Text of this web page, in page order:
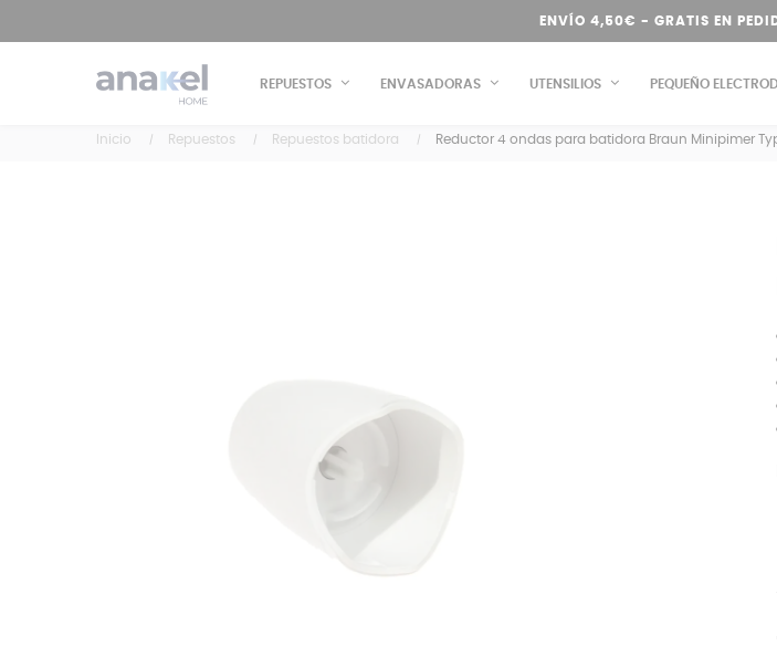
ENVÍO 4,50€ - GRATIS EN
REPUESTOS ENVASADORAS UTENSILIOS PEQUEÑO
Inicio Repuestos Repuestos batidora Reductor 4 ondas para batidora Braun Minipimer